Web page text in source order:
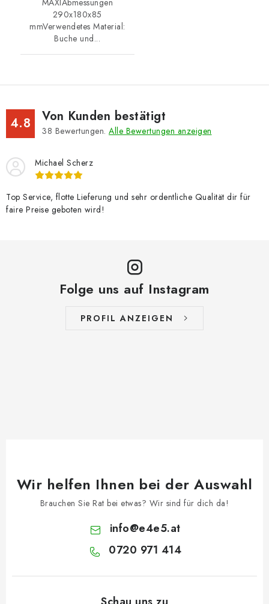
MAXIAbmessungen
290x180x85
mmVerwendetes Material:
Buche und...
4.8 Von Kunden bestätigt
38 Bewertungen. Alle Bewertungen anzeigen
Michael Scherz
Top Service, flotte Lieferung und sehr ordentliche Qualität dir für
faire Preise geboten wird!
Folge uns auf Instagram
PROFIL ANZEIGEN
Wir helfen Ihnen bei der Auswahl
Brauchen Sie Rat bei etwas? Wir sind für dich da!
info@e4e5.at
0720 971 414